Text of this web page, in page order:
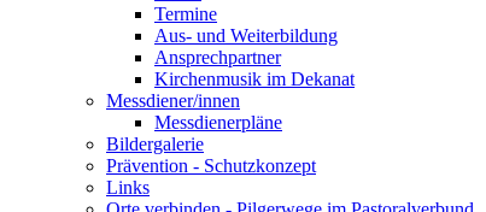
Termine
Aus- und Weiterbildung
Ansprechpartner
Kirchenmusik im Dekanat
Messdiener/innen
Messdienerpläne
Bildergalerie
Prävention - Schutzkonzept
Links